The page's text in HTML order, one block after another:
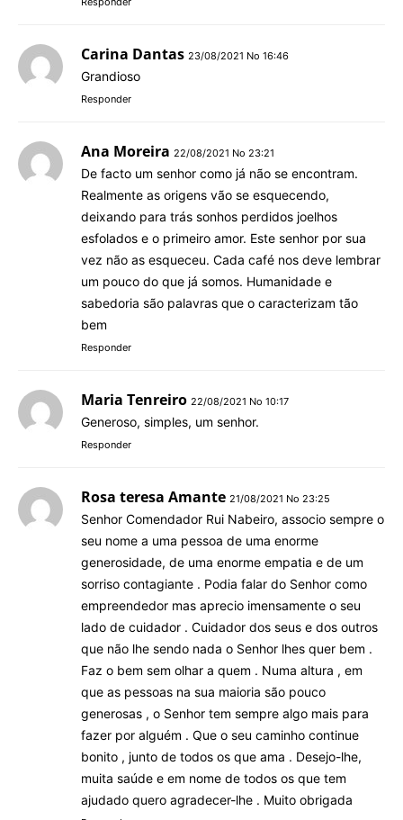
Carina Dantas 23/08/2021 No 16:46
Grandioso
Responder
Ana Moreira 22/08/2021 No 23:21
De facto um senhor como já não se encontram.
Realmente as origens vão se esquecendo,
deixando para trás sonhos perdidos joelhos
esfolados e o primeiro amor. Este senhor por sua
vez não as esqueceu. Cada café nos deve lembrar
um pouco do que já somos. Humanidade e
sabedoria são palavras que o caracterizam tão
bem
Responder
Maria Tenreiro 22/08/2021 No 10:17
Generoso, simples, um senhor.
Responder
Rosa teresa Amante 21/08/2021 No 23:25
Senhor Comendador Rui Nabeiro, associo sempre o
seu nome a uma pessoa de uma enorme
generosidade, de uma enorme empatia e de um
sorriso contagiante . Podia falar do Senhor como
empreendedor mas aprecio imensamente o seu
lado de cuidador . Cuidador dos seus e dos outros
que não lhe sendo nada o Senhor lhes quer bem .
Faz o bem sem olhar a quem . Numa altura , em
que as pessoas na sua maioria são pouco
generosas , o Senhor tem sempre algo mais para
fazer por alguém . Que o seu caminho continue
bonito , junto de todos os que ama . Desejo-lhe,
muita saúde e em nome de todos os que tem
ajudado quero agradecer-lhe . Muito obrigada